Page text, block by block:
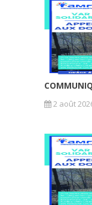
2 août